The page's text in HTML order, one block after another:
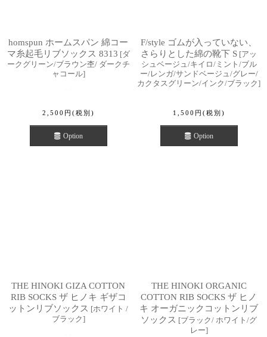
homspun ホームスパン 綿コー
マ糸起毛リブソックス 8313 [ダ
ークグリーン/ブラウン杢/ ダークチ
ャコール]
2,500 円 (税別)
Option
F/style ゴムが入っていない、
さらりとした綿の靴下 S [アッ
シュベージュ/キイロ/ミント/ブル
ー/レンガ/サンドベージュ/グレー/
カクタスグリーン/インク/ブラック]
1,500 円 (税別)
Option
THE HINOKI GIZA COTTON
RIB SOCKS ザ ヒノキ ギザコ
ットンリブソックス [ホワイト /
ブラック]
THE HINOKI ORGANIC
COTTON RIB SOCKS ザ ヒノ
キ オーガニックコットンリブ
ソックス [ブラック/ ホワイト/グ
レー]